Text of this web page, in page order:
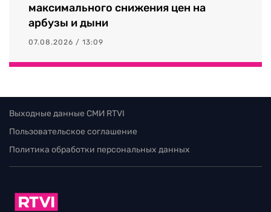
максимального снижения цен на
арбузы и дыни
07.08.2026 / 13:09
Выходные данные СМИ RTVI
Пользовательское соглашение
Политика обработки персональных данных